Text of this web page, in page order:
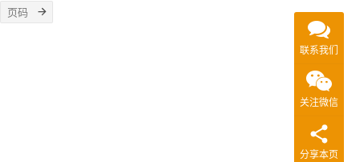
联系我们
关注微信
分享本页